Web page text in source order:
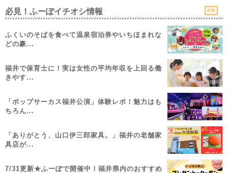
必見！ふーぽイチオシ情報 PR
ふくいのそばを食べて温泉宿泊券やいちほまれな
どの豪...
福井で保育士に！実は女性の平均年収を上回る働
きやす...
「ポップサーカス福井公演」体験レポ！魅力はも
ちろん...
「ありがとう、山口伊三郎家具。」福井の老舗家
具店が...
7/31更新★ふーぽで開催中！福井県内のおすすめ